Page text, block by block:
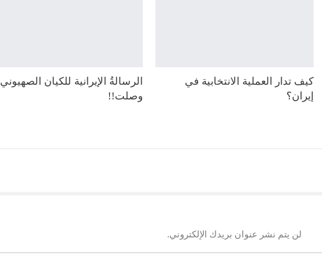
كيف تدار العملية الانتخابية في
إيران؟
الرسالةُ الإيرانية للكيان الصهيوني
وصلت!!
لن يتم نشر عنوان بريدك الإلكتروني.